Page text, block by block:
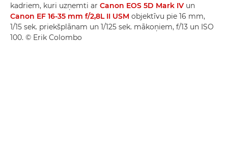
kadriem, kuri uzņemti ar Canon EOS 5D Mark IV un
Canon EF 16-35 mm f/2,8L II USM objektīvu pie 16 mm,
1/15 sek. priekšplānam un 1/125 sek. mākoņiem, f/13 un ISO
100. © Erik Colombo